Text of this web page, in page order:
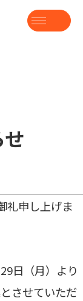
礼申し上げま
日（月）より
させていただ